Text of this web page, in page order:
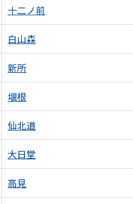
十二ノ前
白山森
新所
堰根
仙北道
大日堂
高見